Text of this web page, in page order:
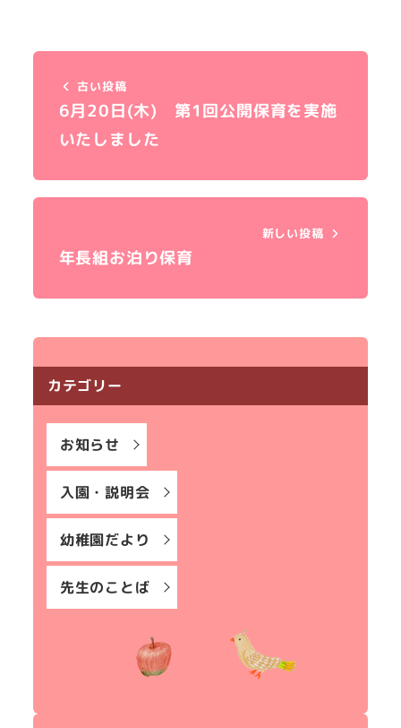
古い投稿
6月20日(木) 第1回公開保育を実施
いたしました
新しい投稿
年長組お泊り保育
カテゴリー
お知らせ
入園・説明会
幼稚園だより
先生のことば